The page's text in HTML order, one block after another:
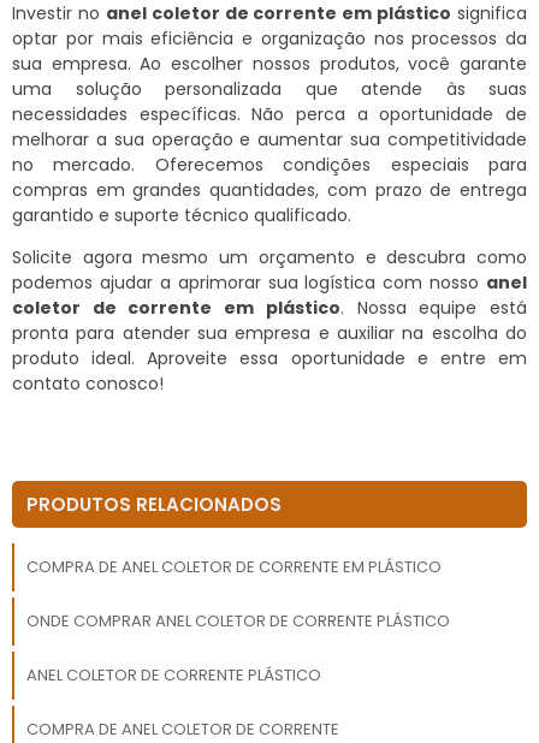
Investir no anel coletor de corrente em plástico significa
optar por mais eficiência e organização nos processos da
sua empresa. Ao escolher nossos produtos, você garante
uma solução personalizada que atende às suas
necessidades específicas. Não perca a oportunidade de
melhorar a sua operação e aumentar sua competitividade
no mercado. Oferecemos condições especiais para
compras em grandes quantidades, com prazo de entrega
garantido e suporte técnico qualificado.
Solicite agora mesmo um orçamento e descubra como
podemos ajudar a aprimorar sua logística com nosso anel
coletor de corrente em plástico. Nossa equipe está
pronta para atender sua empresa e auxiliar na escolha do
produto ideal. Aproveite essa oportunidade e entre em
contato conosco!
PRODUTOS RELACIONADOS
COMPRA DE ANEL COLETOR DE CORRENTE EM PLÁSTICO
ONDE COMPRAR ANEL COLETOR DE CORRENTE PLÁSTICO
ANEL COLETOR DE CORRENTE PLÁSTICO
COMPRA DE ANEL COLETOR DE CORRENTE